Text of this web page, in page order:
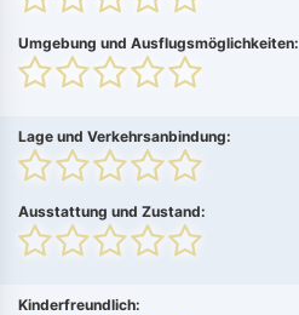
Umgebung und Ausflugsmöglichkeiten:
Lage und Verkehrsanbindung:
Ausstattung und Zustand:
Kinderfreundlich: